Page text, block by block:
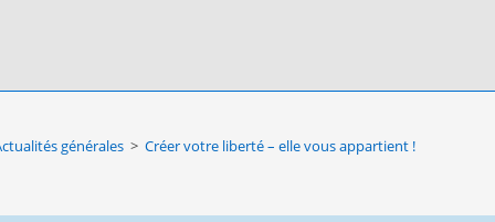
générales > Créer votre liberté – elle vous appartient !